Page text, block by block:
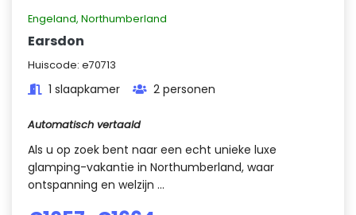
Engeland, Northumberland
Earsdon
Huiscode: e70713
1 slaapkamer 2 personen
Automatisch vertaald
Als u op zoek bent naar een echt unieke luxe
glamping-vakantie in Northumberland, waar
ontspanning en welzijn ...